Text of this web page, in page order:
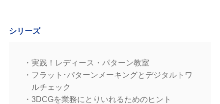
シリーズ
実践！レディース・パターン教室
フラット･パターンメーキングとデジタルトワ
ルチェック
3DCGを業務にとりいれるためのヒント